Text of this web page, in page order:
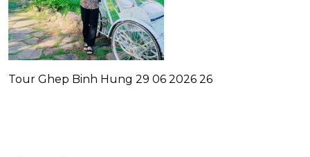
Tour Ghep Binh Hung 29 06 2026 26